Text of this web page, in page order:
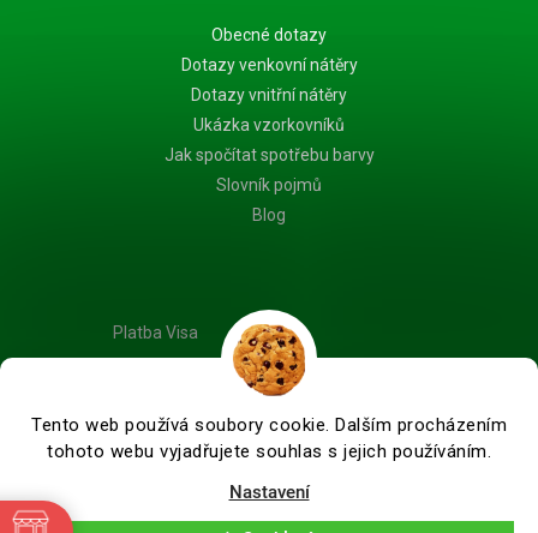
Tento web používá soubory cookie. Dalším procházením
tohoto webu vyjadřujete souhlas s jejich používáním.
Nastavení
Obecné dotazy
Dotazy venkovní nátěry
Dotazy vnitřní nátěry
Ukázka vzorkovníků
Jak spočítat spotřebu barvy
Slovník pojmů
Blog
Platba Visa